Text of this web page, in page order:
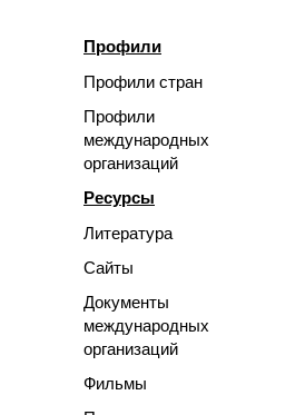
Профили
Профили стран
Профили
международных
организаций
Ресурсы
Литература
Сайты
Документы
международных
организаций
Фильмы